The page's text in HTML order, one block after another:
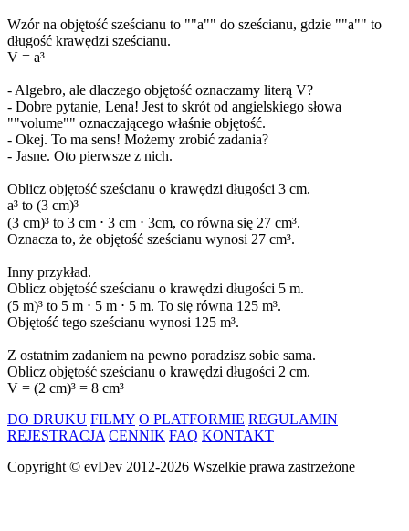
Wzór na objętość sześcianu to ""a"" do sześcianu, gdzie ""a"" to
długość krawędzi sześcianu.
V = a³
- Algebro, ale dlaczego objętość oznaczamy literą V?
- Dobre pytanie, Lena! Jest to skrót od angielskiego słowa
""volume"" oznaczającego właśnie objętość.
- Okej. To ma sens! Możemy zrobić zadania?
- Jasne. Oto pierwsze z nich.
Oblicz objętość sześcianu o krawędzi długości 3 cm.
a³ to (3 cm)³
(3 cm)³ to 3 cm ⋅ 3 cm ⋅ 3cm, co równa się 27 cm³.
Oznacza to, że objętość sześcianu wynosi 27 cm³.
Inny przykład.
Oblicz objętość sześcianu o krawędzi długości 5 m.
(5 m)³ to 5 m ⋅ 5 m ⋅ 5 m. To się równa 125 m³.
Objętość tego sześcianu wynosi 125 m³.
Z ostatnim zadaniem na pewno poradzisz sobie sama.
Oblicz objętość sześcianu o krawędzi długości 2 cm.
V = (2 cm)³ = 8 cm³
DO DRUKU FILMY O PLATFORMIE REGULAMIN
REJESTRACJA CENNIK FAQ KONTAKT
Copyright © evDev 2012-2026 Wszelkie prawa zastrzeżone